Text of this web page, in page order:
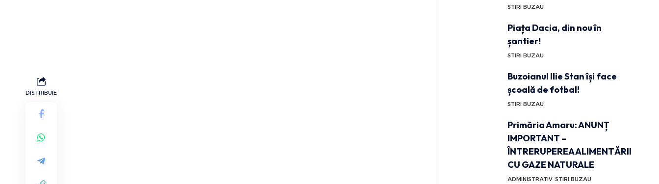
DISTRIBUIE
STIRI BUZAU
Piața Dacia, din nou în
șantier!
STIRI BUZAU
Buzoianul Ilie Stan își face
școală de fotbal!
STIRI BUZAU
Primăria Amaru: ANUNȚ
IMPORTANT –
ÎNTRERUPEREA ALIMENTĂRII
CU GAZE NATURALE
ADMINISTRATIV STIRI BUZAU